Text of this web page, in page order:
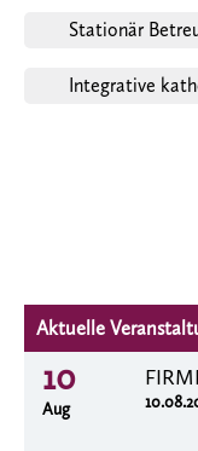
Stationär
Integrative
Aktuelle
10
Aug